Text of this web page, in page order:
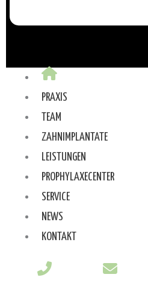
PRAXIS
TEAM
ZAHNIMPLANTATE
LEISTUNGEN
PROPHYLAXECENTER
SERVICE
NEWS
KONTAKT